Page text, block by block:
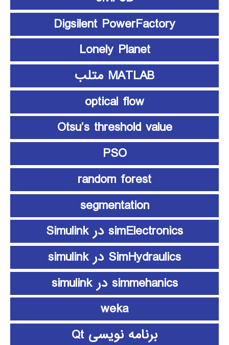
Digsilent PowerFactory
Lonely Planet
MATLAB متلب
optical flow
Otsu’s threshold value
PSO
random forest
segmentation
simElectronics در Simulink
SimHydraulics در simulink
simmehanics در simulink
weka
برنامه نویسی Qt